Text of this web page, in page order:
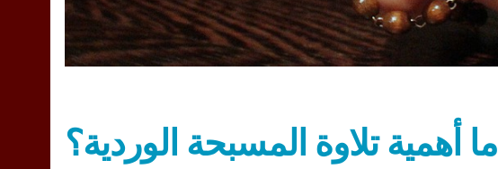
ما أهمية تلاوة المسبحة الوردية؟